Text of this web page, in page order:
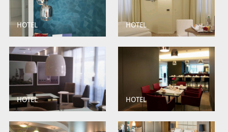
HOTEL HOTEL
HOTEL HOTEL